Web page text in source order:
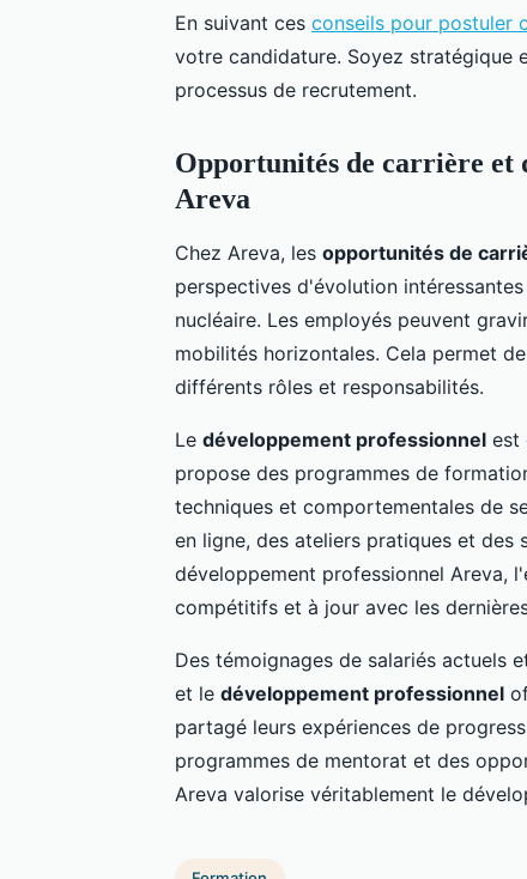
En suivant ces conseils pour postuler
votre candidature. Soyez stratégique
processus de recrutement.
Opportunités de carrière et
Areva
Chez Areva, les opportunités de
perspectives d'évolution
nucléaire. Les employés peuvent
mobilités horizontales. Cela permet
différents rôles et responsabilités.
Le développement professionnel est
propose des programmes de
techniques et comportementales de
en ligne, des ateliers pratiques et des
développement professionnel Areva,
compétitifs et à jour avec les
Des témoignages de salariés actuels
et le développement professionnel
partagé leurs expériences de
programmes de mentorat et des
Areva valorise véritablement le